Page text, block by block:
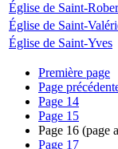
Église de Saint-
Église de Saint-
Église de Saint-Yves
Première page
Page
Page 14
Page 15
Page 16 (page
Page 17